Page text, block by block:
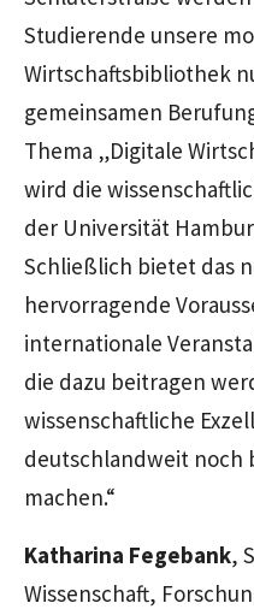
Studierende unsere
Wirtschaftsbibliothek
gemeinsamen
Thema „Digitale
wird die
der Universität
Schließlich bietet das
hervorragende
internationale
die dazu beitragen
wissenschaftliche
deutschlandweit noch
machen.“
Katharina Fegebank,
Wissenschaft,